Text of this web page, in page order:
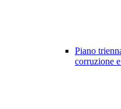
Piano
corruzione